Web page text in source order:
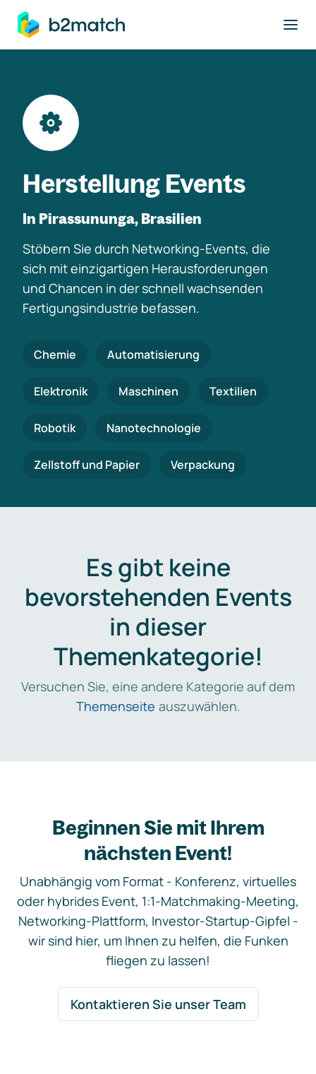
springen
Herstellung Events
In Pirassununga, Brasilien
Stöbern Sie durch Networking-Events, die
sich mit einzigartigen Herausforderungen
und Chancen in der schnell wachsenden
Fertigungsindustrie befassen.
Chemie Automatisierung
Elektronik Maschinen Textilien
Robotik Nanotechnologie
Zellstoff und Papier Verpackung
Es gibt keine
bevorstehenden Events
in dieser
Themenkategorie!
Versuchen Sie, eine andere Kategorie auf dem
Themenseite auszuwählen.
Beginnen Sie mit Ihrem
nächsten Event!
Unabhängig vom Format - Konferenz, virtuelles
oder hybrides Event, 1:1-Matchmaking-Meeting,
Networking-Plattform, Investor-Startup-Gipfel -
wir sind hier, um Ihnen zu helfen, die Funken
fliegen zu lassen!
Kontaktieren Sie unser Team